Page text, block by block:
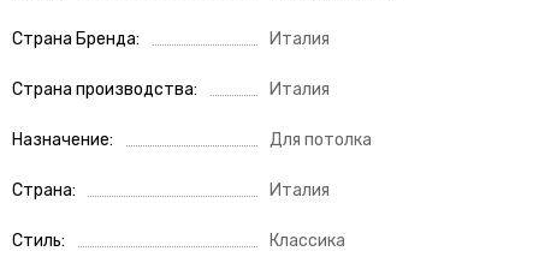
Страна Бренда Италия
Страна производства Италия
Назначение Для потолка
Страна Италия
Стиль Классика